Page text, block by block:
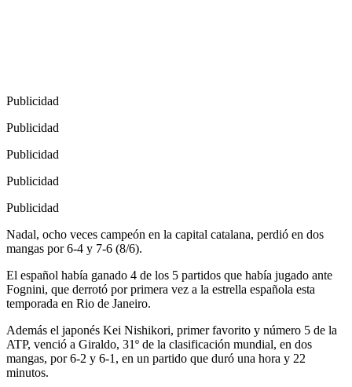
Publicidad
Publicidad
Publicidad
Publicidad
Publicidad
Nadal, ocho veces campeón en la capital catalana, perdió en dos
mangas por 6-4 y 7-6 (8/6).
El español había ganado 4 de los 5 partidos que había jugado ante
Fognini, que derrotó por primera vez a la estrella española esta
temporada en Rio de Janeiro.
Además el japonés Kei Nishikori, primer favorito y número 5 de la
ATP, venció a Giraldo, 31º de la clasificación mundial, en dos
mangas, por 6-2 y 6-1, en un partido que duró una hora y 22
minutos.